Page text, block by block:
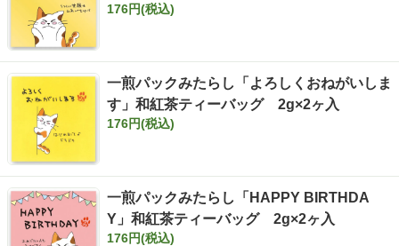
176円(税込)
一煎パックみたらし「よろしくおねがいしま
す」和紅茶ティーバッグ 2g×2ヶ入
176円(税込)
一煎パックみたらし「HAPPY BIRTHDA
Y」和紅茶ティーバッグ 2g×2ヶ入
176円(税込)